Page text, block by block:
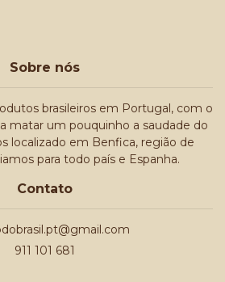
Sobre nós
brasileiros em Portugal, com o
matar um pouquinho a saudade do
localizado em Benfica, região de
para todo país e Espanha.
Contato
911 101 681